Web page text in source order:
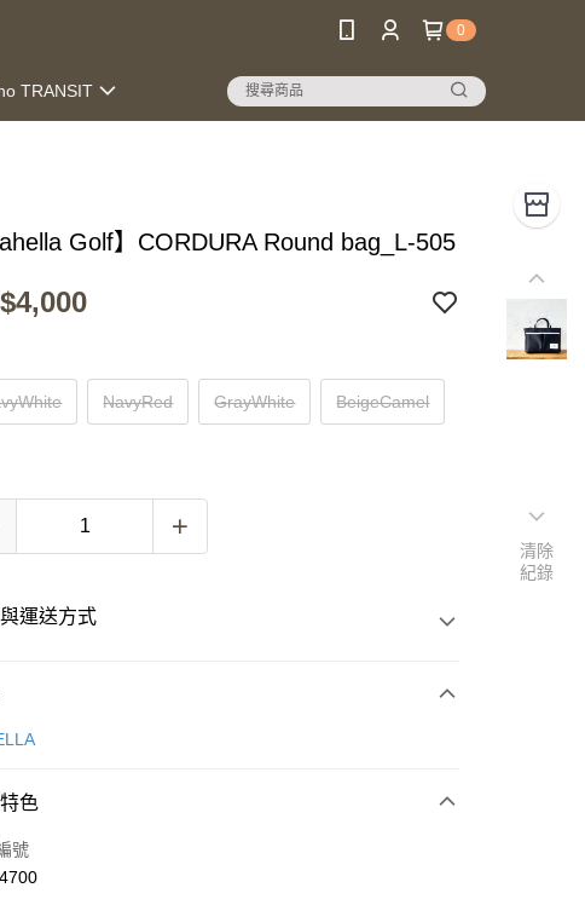
0
TRANSIT
Golf】CORDURA Round bag_L-505
NavyRed GrayWhite BeigeCamel
運送方式
式
一次付款
Pay
色
號
清除
紀錄